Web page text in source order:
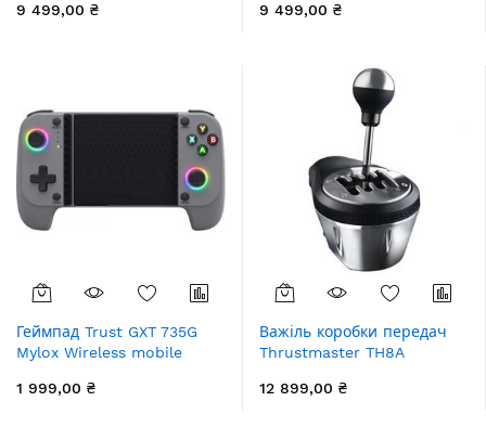
9 499,00 ₴
9 499,00 ₴
Геймпад Trust GXT 735G
Mylox Wireless mobile
сірий
1 999,00 ₴
Важіль коробки передач
Thrustmaster TH8A
PC/PS3/PS4/PS5/Xbox
12 899,00 ₴